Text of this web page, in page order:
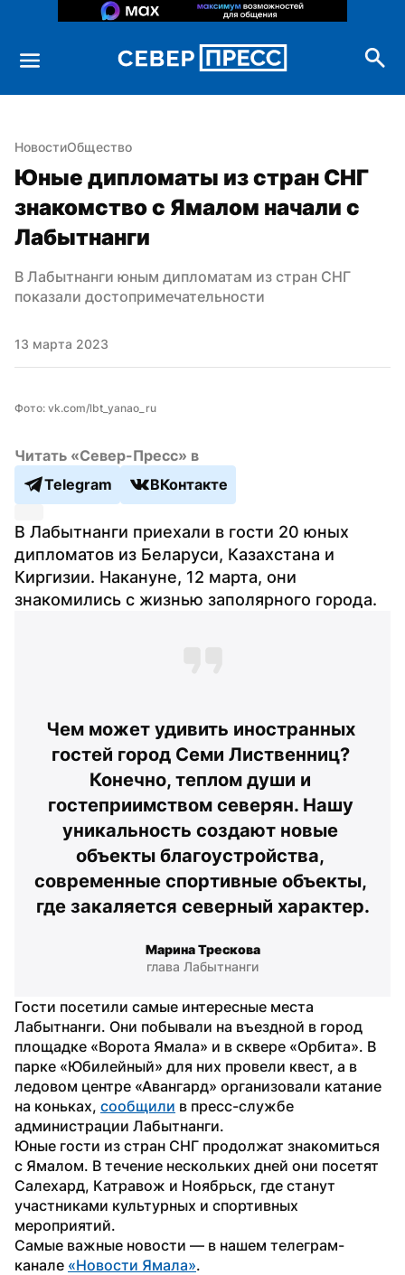
НовостиОбщество
Юные дипломаты из стран СНГ
знакомство с Ямалом начали с
Лабытнанги
В Лабытнанги юным дипломатам из стран СНГ
показали достопримечательности
13 марта 2023
Фото: vk.com/lbt_yanao_ru
Читать «Север-Пресс» в
Telegram
ВКонтакте
В Лабытнанги приехали в гости 20 юных
дипломатов из Беларуси, Казахстана и
Киргизии. Накануне, 12 марта, они
знакомились с жизнью заполярного города.
Чем может удивить иностранных
гостей город Семи Лиственниц?
Конечно, теплом души и
гостеприимством северян. Нашу
уникальность создают новые
объекты благоустройства,
современные спортивные объекты,
где закаляется северный характер.
Марина Трескова
глава Лабытнанги
Гости посетили самые интересные места
Лабытнанги. Они побывали на въездной в город
площадке «Ворота Ямала» и в сквере «Орбита». В
парке «Юбилейный» для них провели квест, а в
ледовом центре «Авангард» организовали катание
на коньках, сообщили в пресс-службе
администрации Лабытнанги.
Юные гости из стран СНГ продолжат знакомиться
с Ямалом. В течение нескольких дней они посетят
Салехард, Катравож и Ноябрьск, где станут
участниками культурных и спортивных
мероприятий.
Самые важные новости — в нашем телеграм-
канале «Новости Ямала».